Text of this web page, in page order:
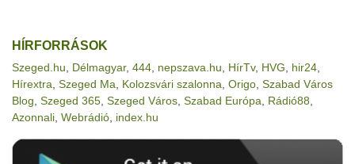
HÍRFORRÁSOK
Szeged.hu Délmagyar, 444 nepszava.hu HírTv, HVG hir24
Hírextra Szeged Ma Kolozsvári szalonna Origo Szabad Város
Blog Szeged 365 Szeged Város Szabad Európa Rádió88
Azonnali Webrádió index.hu